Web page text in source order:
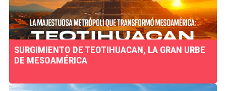
SURGIMIENTO DE TEOTIHUACAN, LA GRAN URBE
DE MESOAMÉRICA